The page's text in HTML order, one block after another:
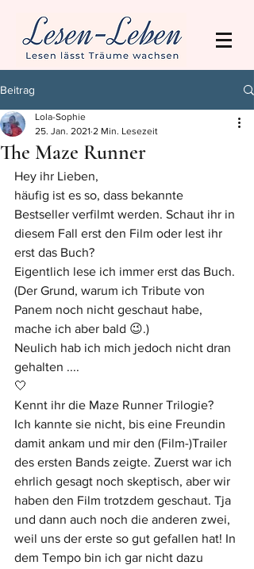
Beitrag
The Maze Runner
Lola-Sophie
25. Jan. 2021 2 Min. Lesezeit
Hey ihr Lieben,
häufig ist es so, dass bekannte
Bestseller verfilmt werden. Schaut ihr in
diesem Fall erst den Film oder lest ihr
erst das Buch?
Eigentlich lese ich immer erst das Buch.
(Der Grund, warum ich Tribute von
Panem noch nicht geschaut habe,
mache ich aber bald 😉.)
Neulich hab ich mich jedoch nicht dran
gehalten ....
🤍
Kennt ihr die Maze Runner Trilogie?
Ich kannte sie nicht, bis eine Freundin
damit ankam und mir den (Film-)Trailer
des ersten Bands zeigte. Zuerst war ich
ehrlich gesagt noch skeptisch, aber wir
haben den Film trotzdem geschaut. Tja
und dann auch noch die anderen zwei,
weil uns der erste so gut gefallen hat! In
dem Tempo bin ich gar nicht dazu